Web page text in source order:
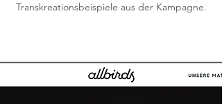
Transkreationsbeispiele aus der Kampagne.